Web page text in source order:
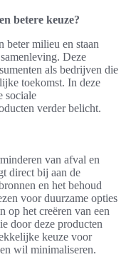
betere keuze?
beter milieu en staan
Deze
als bedrijven die
toekomst. In deze
sociale
verder belicht.
van afval en
direct bij aan de
en het behoud
voor duurzame opties
op het creëren van een
door deze producten
keuze voor
wil minimaliseren.